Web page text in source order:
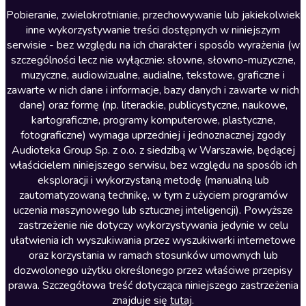
Literatura anglojęzyczna
Literatura faktu
Literatura obyczajowa
Literatura piękna obca
Literatura piękna polska
Nagrania relaksacyjne
Nauka języków
Nauki humanistyczne
Podcasty i audycje
Polityka
Prasa
Religia
Romans
Pobieranie, zwielokrotnianie, przechowywanie lub jakiekolwiek
inne wykorzystywanie treści dostępnych w niniejszym
serwisie - bez względu na ich charakter i sposób wyrażenia (w
szczególności lecz nie wyłącznie: słowne, słowno-muzyczne,
muzyczne, audiowizualne, audialne, tekstowe, graficzne i
zawarte w nich dane i informacje, bazy danych i zawarte w nich
dane) oraz formę (np. literackie, publicystyczne, naukowe,
kartograficzne, programy komputerowe, plastyczne,
fotograficzne) wymaga uprzedniej i jednoznacznej zgody
Audioteka Group Sp. z o.o. z siedzibą w Warszawie, będącej
właścicielem niniejszego serwisu, bez względu na sposób ich
eksploracji i wykorzystaną metodę (manualną lub
zautomatyzowaną technikę, w tym z użyciem programów
uczenia maszynowego lub sztucznej inteligencji). Powyższe
zastrzeżenie nie dotyczy wykorzystywania jedynie w celu
ułatwienia ich wyszukiwania przez wyszukiwarki internetowe
oraz korzystania w ramach stosunków umownych lub
dozwolonego użytku określonego przez właściwe przepisy
prawa. Szczegółowa treść dotycząca niniejszego zastrzeżenia
znajduje się tutaj.